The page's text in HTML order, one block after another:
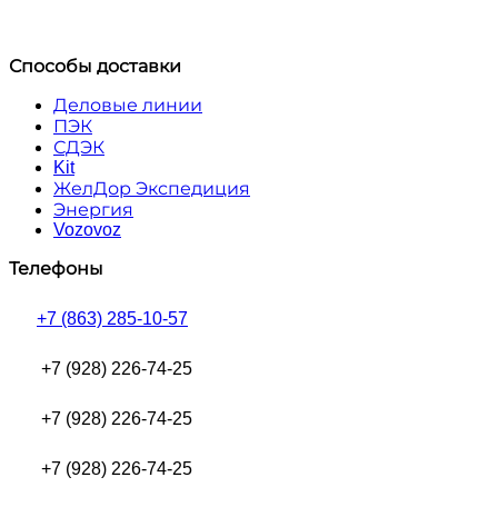
Способы доставки
Деловые линии
ПЭК
СДЭК
Kit
ЖелДор Экспедиция
Энергия
Vozovoz
Телефоны
+7 (863) 285-10-57
+7 (928) 226-74-25
+7 (928) 226-74-25
+7 (928) 226-74-25